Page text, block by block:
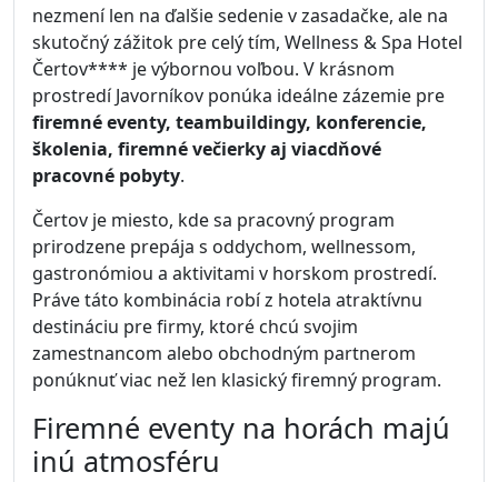
nezmení len na ďalšie sedenie v zasadačke, ale na
skutočný zážitok pre celý tím, Wellness & Spa Hotel
Čertov**** je výbornou voľbou. V krásnom
prostredí Javorníkov ponúka ideálne zázemie pre
firemné eventy, teambuildingy, konferencie,
školenia, firemné večierky aj viacdňové
pracovné pobyty.
Čertov je miesto, kde sa pracovný program
prirodzene prepája s oddychom, wellnessom,
gastronómiou a aktivitami v horskom prostredí.
Práve táto kombinácia robí z hotela atraktívnu
destináciu pre firmy, ktoré chcú svojim
zamestnancom alebo obchodným partnerom
ponúknuť viac než len klasický firemný program.
Firemné eventy na horách majú
inú atmosféru